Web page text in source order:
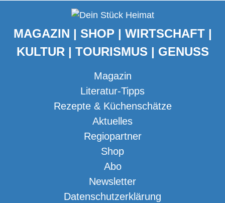
MAGAZIN | SHOP | WIRTSCHAFT |
KULTUR | TOURISMUS | GENUSS
Magazin
Literatur-Tipps
Rezepte & Küchenschätze
Aktuelles
Regiopartner
Shop
Abo
Newsletter
Datenschutzerklärung